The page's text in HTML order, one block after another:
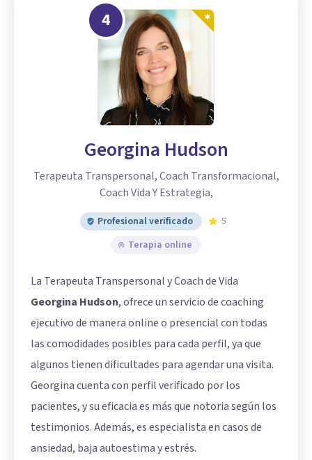
4
Georgina Hudson
Terapeuta Transpersonal, Coach Transformacional,
Coach Vida Y Estrategia,
Profesional verificado
5
Terapia online
La Terapeuta Transpersonal y Coach de Vida
Georgina Hudson, ofrece un servicio de coaching
ejecutivo de manera online o presencial con todas
las comodidades posibles para cada perfil, ya que
algunos tienen dificultades para agendar una visita.
Georgina cuenta con perfil verificado por los
pacientes, y su eficacia es más que notoria según los
testimonios. Además, es especialista en casos de
ansiedad, baja autoestima y estrés.